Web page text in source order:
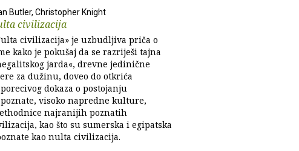
Butler, Christopher Knight
civilizacija
civilizacija» je uzbudljiva priča o
kako je pokušaj da se razriješi tajna
jarda«, drevne jedinične
za dužinu, doveo do otkrića
dokaza o postojanju
visoko napredne kulture,
najranijih poznatih
kao što su sumerska i egipatska
kao nulta civilizacija.